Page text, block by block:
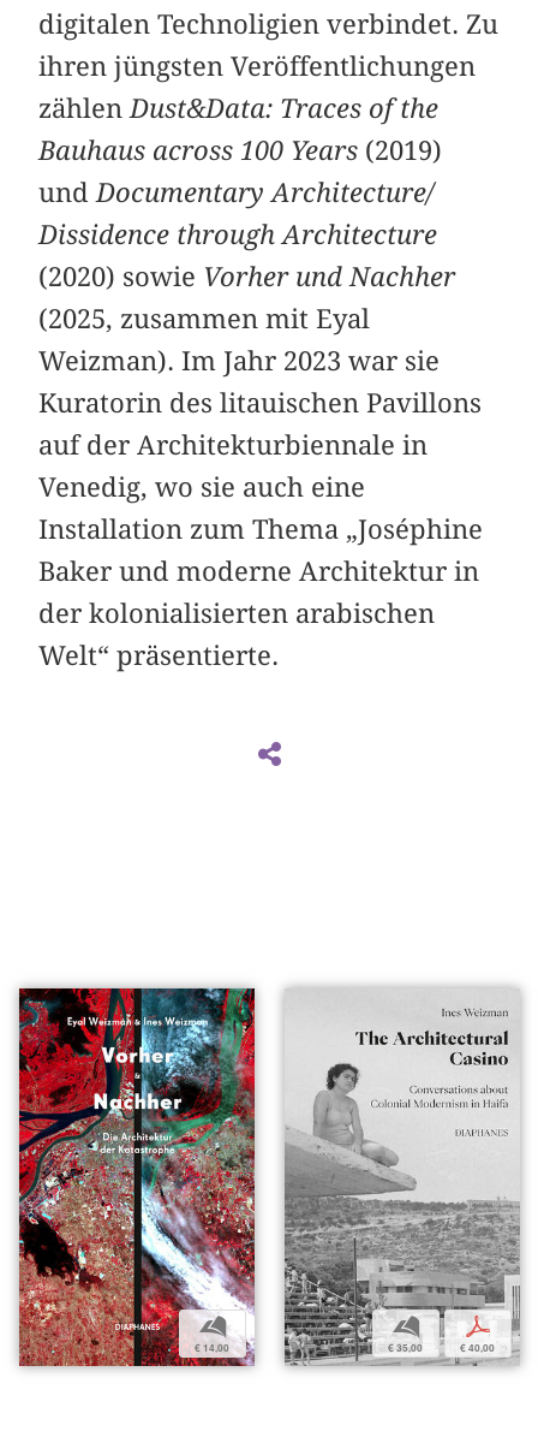
digitalen Technoligien verbindet. Zu
ihren jüngsten Veröffentlichungen
zählenDust&Data: Traces of the
Bauhaus across 100 Years (2019)
undDocumentary Architecture/
Dissidence through Architecture
(2020) sowie Vorher und Nachher
(2025, zusammen mit Eyal
Weizman). Im Jahr 2023 war sie
Kuratorin des litauischen Pavillons
auf der Architekturbiennale in
Venedig, wo sie auch eine
Installation zum Thema „Joséphine
Baker und moderne Architektur in
der kolonialisierten arabischen
Welt“ präsentierte.
b
€ 14,00
b
€ 35,00
p
€ 40,00